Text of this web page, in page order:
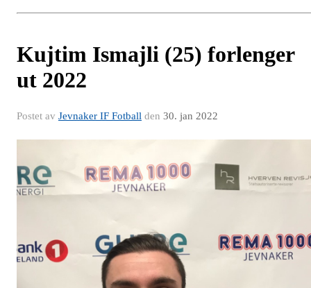
Kujtim Ismajli (25) forlenger
ut 2022
Postet av Jevnaker IF Fotball den 30. jan 2022